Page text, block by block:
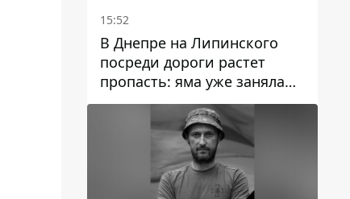
15:52
В Днепре на Липинского
посреди дороги растет
пропасть: яма уже заняла
полосу движения